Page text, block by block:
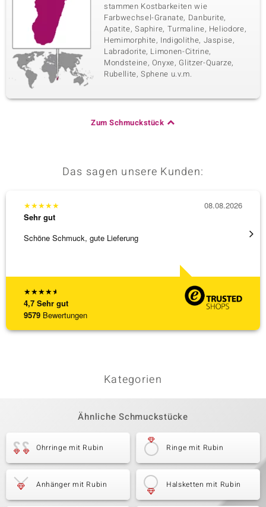
stammen Kostbarkeiten wie
Farbwechsel-Granate, Danburite,
Apatite, Saphire, Turmaline, Heliodore,
Hemimorphite, Indigolithe, Jaspise,
Labradorite, Limonen-Citrine,
Mondsteine, Onyxe, Glitzer-Quarze,
Rubellite, Sphene u.v.m.
Zum Schmuckstück
Das sagen unsere Kunden:
★★★★★
4,7 Sehr gut
9579 Bewertungen
★★★★★
Sehr gut
Schöne Schmuck, gute Lieferung
08.08.2026
Kategorien
Ähnliche Schmuckstücke
Ohrringe mit Rubin Ringe mit Rubin
Anhänger mit Rubin Halsketten mit Rubin